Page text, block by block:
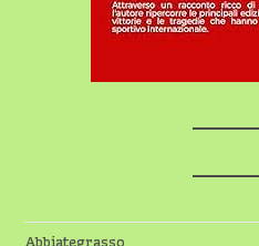
Abbiategrasso